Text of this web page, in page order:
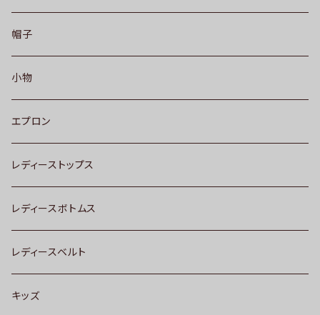
帽子
小物
エプロン
レディーストップス
レディースボトムス
レディースベルト
キッズ